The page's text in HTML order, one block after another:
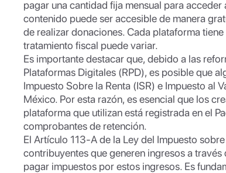
pagar una cantidad fija mensual para
contenido puede ser accesible de manera
de realizar donaciones. Cada plataforma
tratamiento fiscal puede variar.
Es importante destacar que, debido a las
Plataformas Digitales (RPD), es posible que
Impuesto Sobre la Renta (ISR) e Impuesto al
México. Por esta razón, es esencial que los
plataforma que utilizan está registrada en el
comprobantes de retención.
El Artículo 113-A de la Ley del Impuesto
contribuyentes que generen ingresos a
pagar impuestos por estos ingresos. Es